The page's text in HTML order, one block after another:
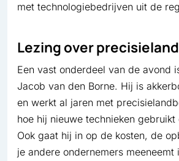
met technologiebedrijven uit de
Lezing over
Een vast onderdeel van de avond
Jacob van den Borne. Hij is
en werkt al jaren met
hoe hij nieuwe technieken
Ook gaat hij in op de kosten, de
je andere ondernemers meeneemt